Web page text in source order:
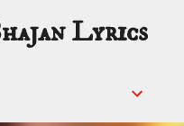
Lyrics